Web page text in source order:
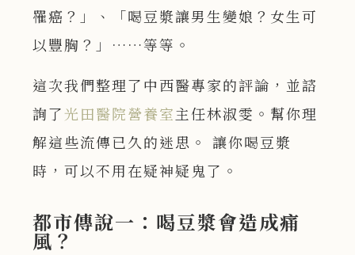
罹癌？」、「喝豆漿讓男生變娘？女生可
以豐胸？」……等等。
這次我們整理了中西醫專家的評論，並諮
詢了光田醫院營養室主任林淑雯。幫你理
解這些流傳已久的迷思。 讓你喝豆漿
時，可以不用在疑神疑鬼了。
都市傳說一：喝豆漿會造成痛
風？